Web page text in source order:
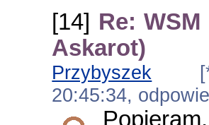
[14] Re:
Askarot)
Przybyszek
20:45:34,